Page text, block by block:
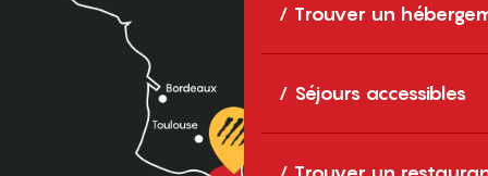
Trouver un
Séjours accessibles